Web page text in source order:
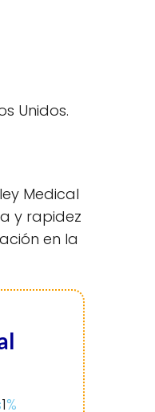
Unidos.
Medical
y rapidez
en la
1%